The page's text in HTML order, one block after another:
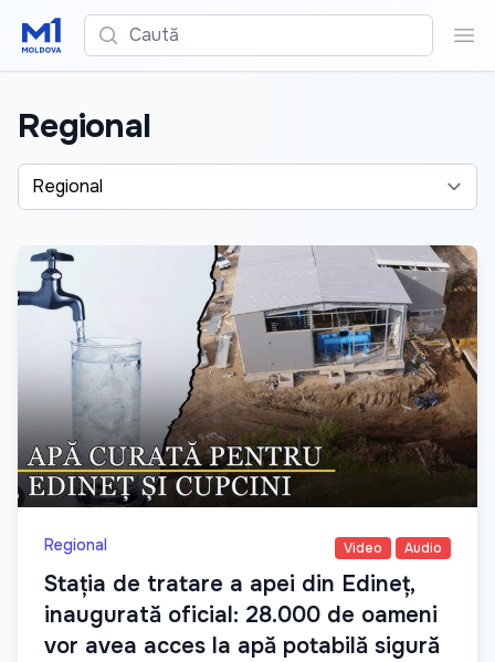
Caută
Regional
Alege o categorie
Regional Video Audio
Stația de tratare a apei din Edineț,
inaugurată oficial: 28.000 de oameni
vor avea acces la apă potabilă sigură